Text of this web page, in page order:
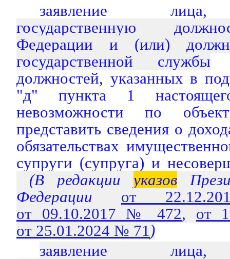
заявление лица,
государственную
Федерации и (или)
государственной службы
должностей, указанных в
"д" пункта 1
невозможности по
представить сведения о
обязательствах
супруги (супруга) и
(В редакции указов
Федерации от
от 09.10.2017 № 472, от
от 25.01.2024 № 71)
заявление лица,